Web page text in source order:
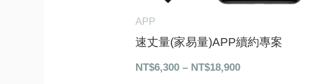
APP
速丈量(家易量)APP續約專案
NT$6,300 – NT$18,900